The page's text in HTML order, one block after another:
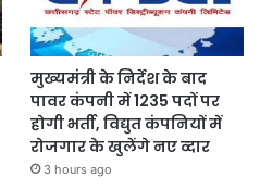
मुख्यमंत्री के निर्देश के बाद
पावर कंपनी में 1235 पदों पर
होगी भर्ती, विद्युत कंपनियों में
रोजगार के खुलेंगे नए व्दार
3 hours ago